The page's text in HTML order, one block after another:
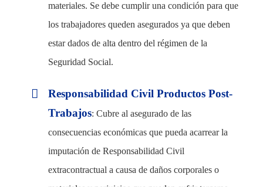
materiales. Se debe cumplir una condición para que
los trabajadores queden asegurados ya que deben
estar dados de alta dentro del régimen de la
Seguridad Social.
Responsabilidad Civil Productos Post-
Trabajos: Cubre al asegurado de las
consecuencias económicas que pueda acarrear la
imputación de Responsabilidad Civil
extracontractual a causa de daños corporales o